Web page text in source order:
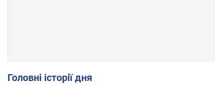
Головні історії дня